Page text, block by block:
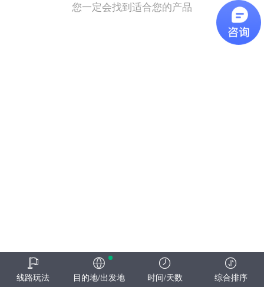
您一定会找到适合您的产品
线路玩法 目的地/出发地 时间/天数 综合排序